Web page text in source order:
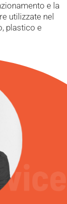
e la
utilizzate nel
plastico e